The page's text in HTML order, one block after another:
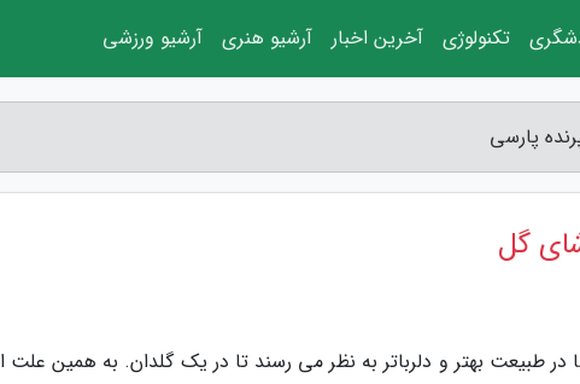
پارسی
گل
طبیعت بهتر و دلرباتر به نظر می رسند تا در یک گلدان. به همین
تکنولوژی آخرین اخبار آرشیو هنری آرشیو ورزشی